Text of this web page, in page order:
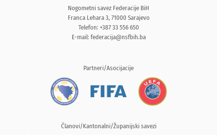
Nogometni savez Federacije BiH
Franca Lehara 3, 71000 Sarajevo
Telefon: +387 33 556 650
E-mail: federacija@nsfbih.ba
Partneri/Asocijacije
Članovi/Kantonalni/Županijski savezi